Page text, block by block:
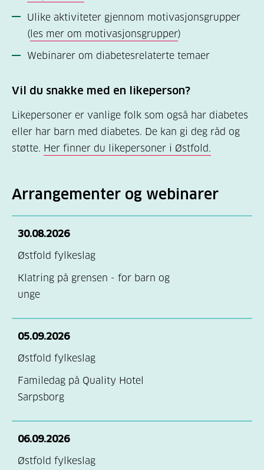
Ulike aktiviteter gjennom motivasjonsgrupper
( les mer om motivasjonsgrupper)
Webinarer om diabetesrelaterte temaer
Vil du snakke med en likeperson?
Likepersoner er vanlige folk som også har diabetes
eller har barn med diabetes. De kan gi deg råd og
støtte. Her finner du likepersoner i Østfold.
Arrangementer og webinarer
30.08.2026
Østfold fylkeslag
Klatring på grensen - for barn og
unge
05.09.2026
Østfold fylkeslag
Familedag på Quality Hotel
Sarpsborg
06.09.2026
Østfold fylkeslag